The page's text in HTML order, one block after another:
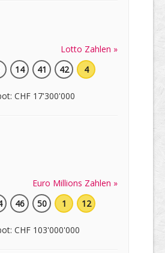
Lotto Zahlen »
14 41 42 4
CHF 17'300'000
Euro Millions Zahlen »
46 50 1 12
CHF 103'000'000